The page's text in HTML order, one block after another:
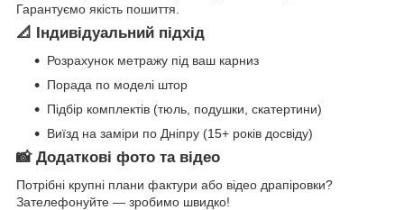
Гарантуємо якість пошиття.
📐 Індивідуальний підхід
Розрахунок метражу під ваш карниз
Порада по моделі штор
Підбір комплектів (тюль, подушки, скатертини)
Виїзд на заміри по Дніпру (15+ років досвіду)
📸 Додаткові фото та відео
Потрібні крупні плани фактури або відео драпіровки?
Зателефонуйте — зробимо швидко!